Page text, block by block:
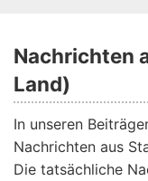
Nachrichten
Land)
In unseren
Nachrichten aus
Die tatsächliche